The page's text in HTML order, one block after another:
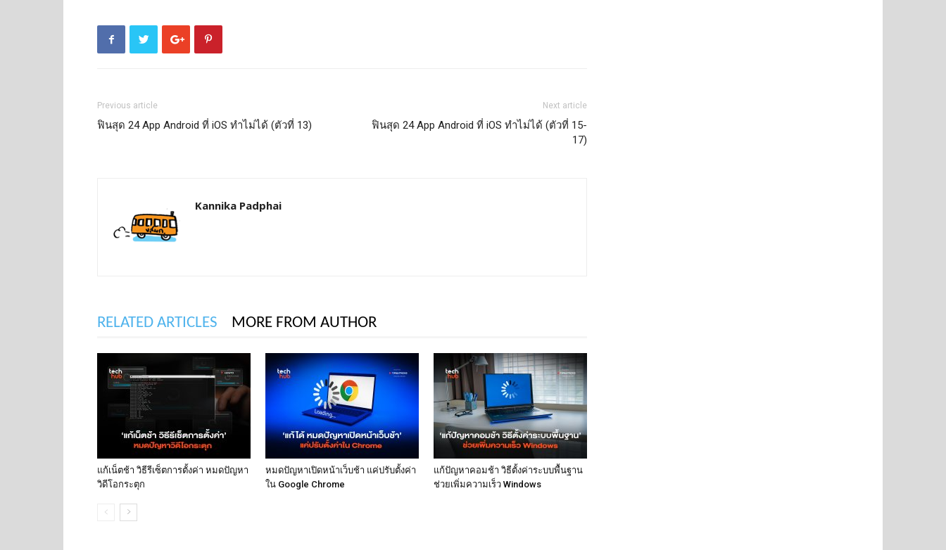
Previous article
ฟินสุด 24 App Android ที่ iOS ทำไม่ได้ (ตัวที่ 13)
Next article
ฟินสุด 24 App Android ที่ iOS ทำไม่ได้ (ตัวที่ 15-
17)
Kannika Padphai
RELATED ARTICLES MORE FROM AUTHOR
แก้เน็ตช้า วิธีรีเซ็ตการตั้งค่า หมดปัญหา
วิดีโอกระตุก
หมดปัญหาเปิดหน้าเว็บช้า แค่ปรับตั้งค่า
ใน Google Chrome
แก้ปัญหาคอมช้า วิธีตั้งค่าระบบพื้นฐาน
ช่วยเพิ่มความเร็ว Windows